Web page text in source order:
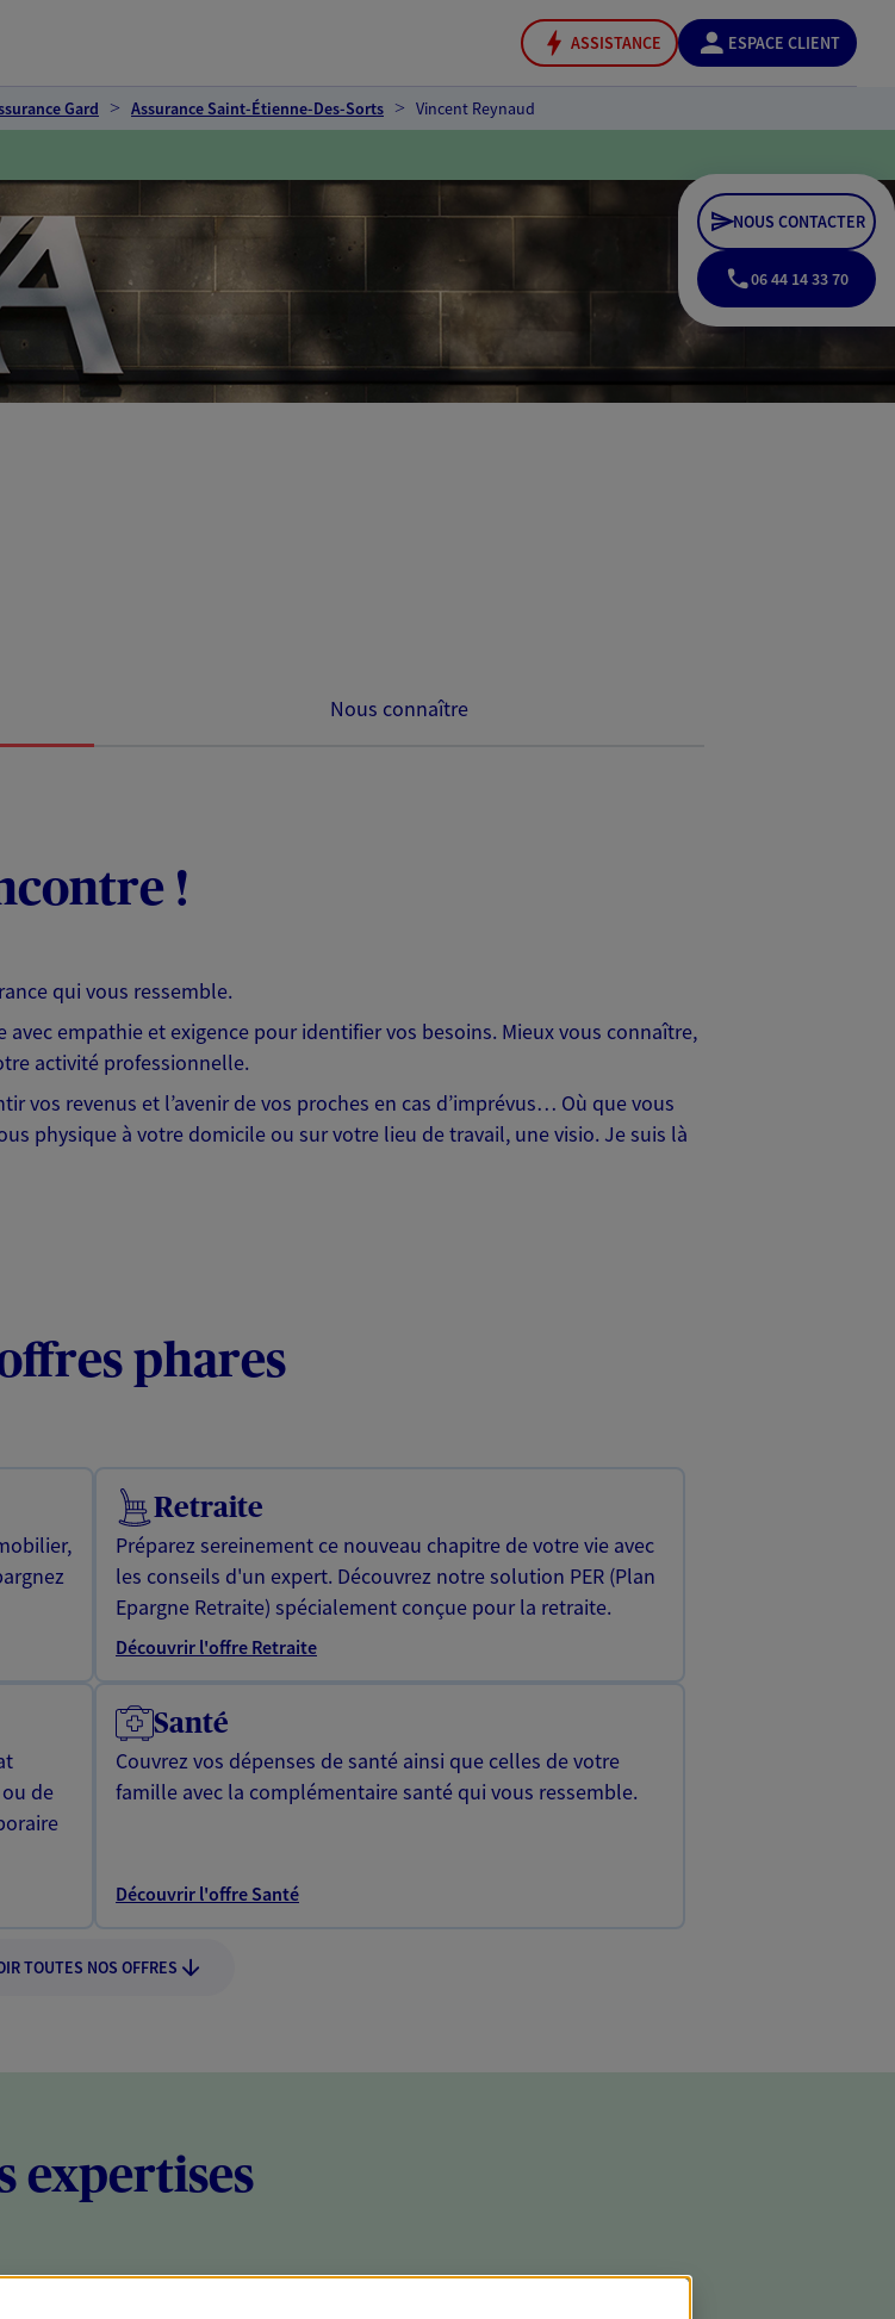
ASSISTANCE ESPACE CLIENT
Gard Assurance Saint-Étienne-Des-Sorts Vincent Reynaud
NOUS CONTACTER
06 44 14 33 70
Nous connaître
!
qui vous ressemble.
empathie et exigence pour identifier vos besoins. Mieux vous connaître,
activité professionnelle.
vos revenus et l’avenir de vos proches en cas d’imprévus… Où que vous
physique à votre domicile ou sur votre lieu de travail, une visio. Je suis là
phares
Retraite
Préparez sereinement ce nouveau chapitre de votre vie avec
les conseils d'un expert. Découvrez notre solution PER (Plan
Epargne Retraite) spécialement conçue pour la retraite.
Découvrir l'offre Retraite
de
Santé
Couvrez vos dépenses de santé ainsi que celles de votre
famille avec la complémentaire santé qui vous ressemble.
Découvrir l'offre Santé
TOUTES NOS OFFRES
expertises